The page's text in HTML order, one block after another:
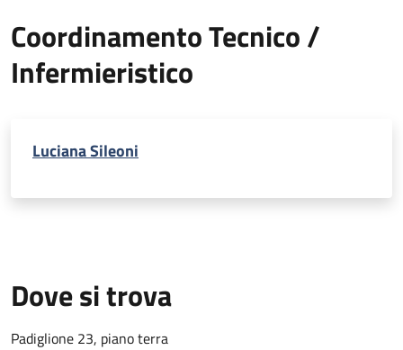
Coordinamento Tecnico /
Infermieristico
Luciana Sileoni
Dove si trova
Padiglione 23, piano terra